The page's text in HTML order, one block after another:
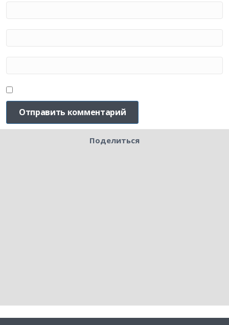
Поделиться